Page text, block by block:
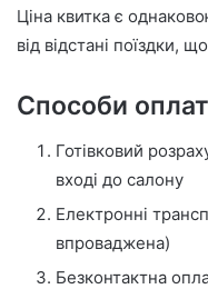
Ціна квитка є
від відстані поїздки,
Способи
Готівковий
вході до салону
Електронні
впроваджена)
Безконтактна